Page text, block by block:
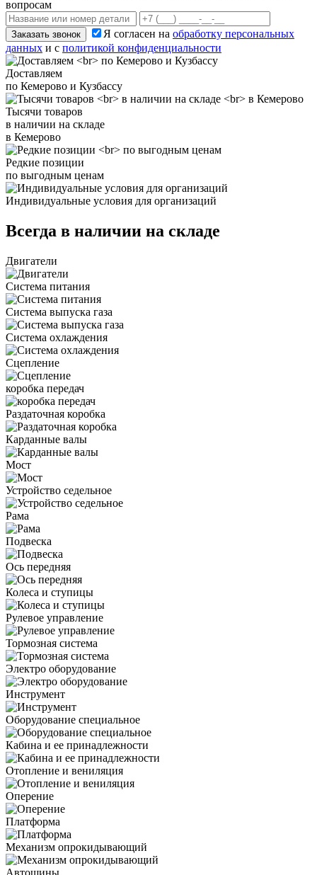
вопросам
Заказать звонок Я согласен на обработку персональных
данных и с политикой конфиденциальности
Доставляем
по Кемерово и Кузбассу
Тысячи товаров
в наличии на складе
в Кемерово
Редкие позиции
по выгодным ценам
Индивидуальные условия для организаций
Всегда в наличии на складе
Двигатели
Система питания
Система выпуска газа
Система охлаждения
Сцепление
коробка передач
Раздаточная коробка
Карданные валы
Мост
Устройство седельное
Рама
Подвеска
Ось передняя
Колеса и ступицы
Рулевое управление
Тормозная система
Электро оборудование
Инструмент
Оборудование специальное
Кабина и ее принадлежности
Отопление и вениляция
Оперение
Платформа
Механизм опрокидывающий
Автошины